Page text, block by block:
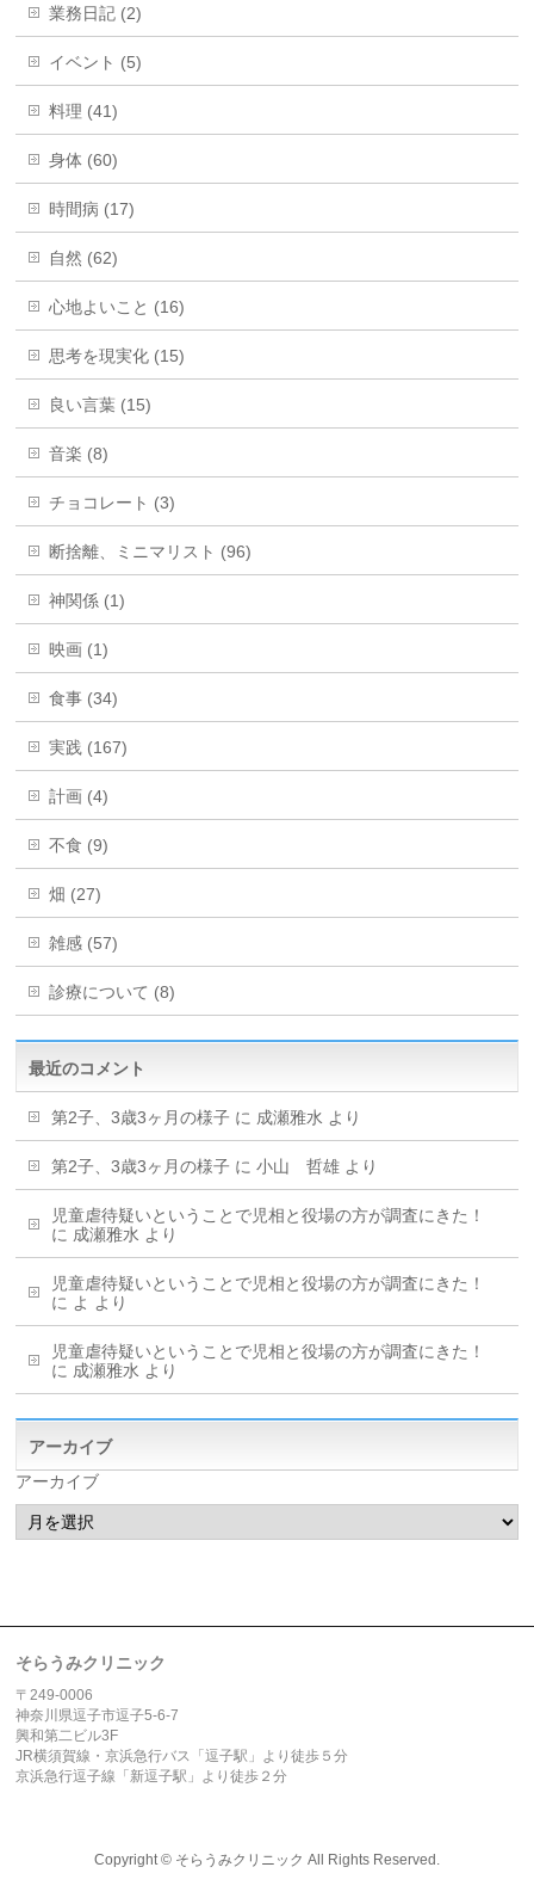
業務日記 (2)
イベント (5)
料理 (41)
身体 (60)
時間病 (17)
自然 (62)
心地よいこと (16)
思考を現実化 (15)
良い言葉 (15)
音楽 (8)
チョコレート (3)
断捨離、ミニマリスト (96)
神関係 (1)
映画 (1)
食事 (34)
実践 (167)
計画 (4)
不食 (9)
畑 (27)
雑感 (57)
診療について (8)
最近のコメント
第2子、3歳3ヶ月の様子 に 成瀬雅水 より
第2子、3歳3ヶ月の様子 に小山 哲雄 より
児童虐待疑いということで児相と役場の方が調査にきた！
に 成瀬雅水 より
児童虐待疑いということで児相と役場の方が調査にきた！
に よ より
児童虐待疑いということで児相と役場の方が調査にきた！
に 成瀬雅水 より
アーカイブ
アーカイブ
そらうみクリニック
〒249-0006
神奈川県逗子市逗子5-6-7
興和第二ビル3F
JR横須賀線・京浜急行バス「逗子駅」より徒歩５分
京浜急行逗子線「新逗子駅」より徒歩２分
Copyright © そらうみクリニック All Rights Reserved.